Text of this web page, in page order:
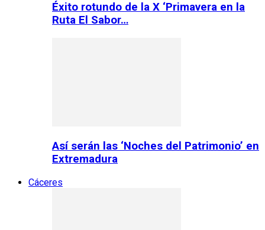
Éxito rotundo de la X ‘Primavera en la
Ruta El Sabor…
Así serán las ‘Noches del Patrimonio’ en
Extremadura
Cáceres